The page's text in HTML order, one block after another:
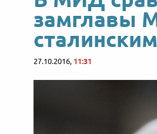
замглавы
27.10.2016, 11:31